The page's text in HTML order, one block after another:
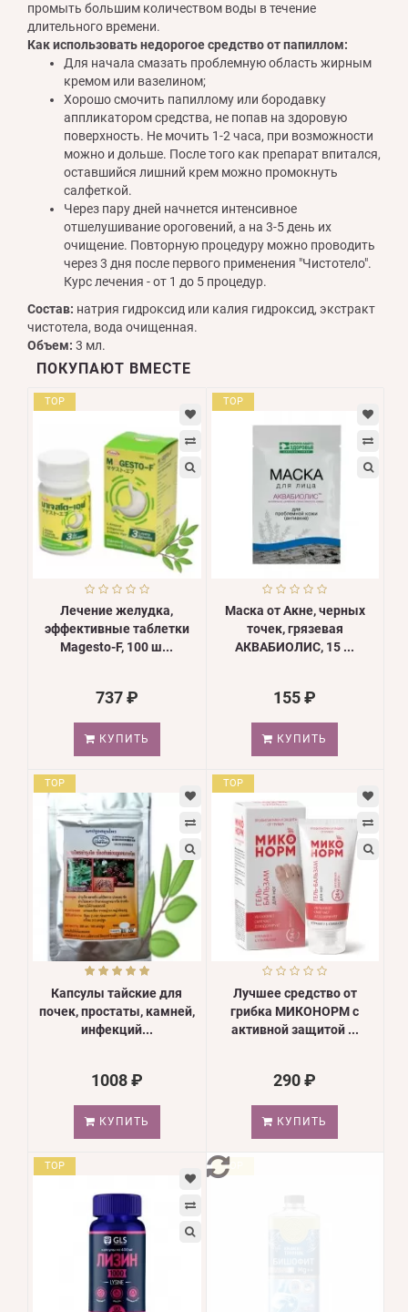
промыть большим количеством воды в течение
длительного времени.
Как использовать недорогое средство от папиллом:
Для начала смазать проблемную область жирным
кремом или вазелином;
Хорошо смочить папиллому или бородавку
аппликатором средства, не попав на здоровую
поверхность. Не мочить 1-2 часа, при возможности
можно и дольше. После того как препарат впитался,
оставшийся лишний крем можно промокнуть
салфеткой.
Через пару дней начнется интенсивное
отшелушивание ороговений, а на 3-5 день их
очищение. Повторную процедуру можно проводить
через 3 дня после первого применения "Чистотело".
Курс лечения - от 1 до 5 процедур.
Состав: натрия гидроксид или калия гидроксид, экстракт
чистотела, вода очищенная.
Объем: 3 мл.
ПОКУПАЮТ ВМЕСТЕ
TOP
Лечение желудка,
эффективные таблетки
Magesto-F, 100 ш...
737 ₽
КУПИТЬ
TOP
Маска от Акне, черных
точек, грязевая
АКВАБИОЛИС, 15 ...
155 ₽
КУПИТЬ
TOP
Капсулы тайские для
почек, простаты, камней,
инфекций...
1008 ₽
КУПИТЬ
TOP
Лучшее средство от
грибка МИКОНОРМ с
активной защитой ...
290 ₽
КУПИТЬ
TOP TOP